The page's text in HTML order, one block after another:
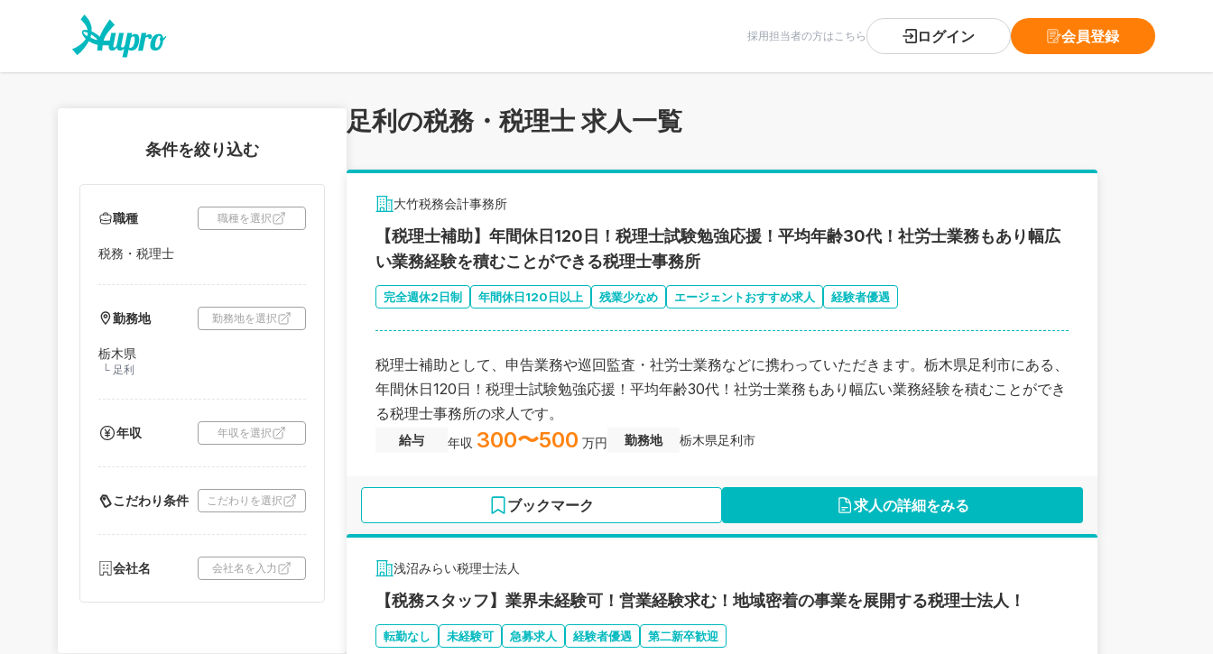
採用担当者の方はこちら ログイン 会員登録
条件を絞り込む
職種 職種を選択
税務・税理士
勤務地 勤務地を選択
栃木県
└ 足利
年収 年収を選択
こだわり条件 こだわりを選択
会社名 会社名を入力
足利の税務・税理士 求人一覧
大竹税務会計事務所
【税理士補助】年間休日120日！税理士試験勉強応援！平均年齢30代！社労士業務もあり幅広
い業務経験を積むことができる税理士事務所
完全週休2日制 年間休日120日以上 残業少なめ エージェントおすすめ求人 経験者優遇
税理士補助として、申告業務や巡回監査・社労士業務などに携わっていただきます。栃木県足利市にある、
年間休日120日！税理士試験勉強応援！平均年齢30代！社労士業務もあり幅広い業務経験を積むことができ
る税理士事務所の求人です。
給与 年収 300〜500 万円 勤務地 栃木県足利市
ブックマーク 求人の詳細をみる
浅沼みらい税理士法人
【税務スタッフ】業界未経験可！営業経験求む！地域密着の事業を展開する税理士法人！
転勤なし 未経験可 急募求人 経験者優遇 第二新卒歓迎